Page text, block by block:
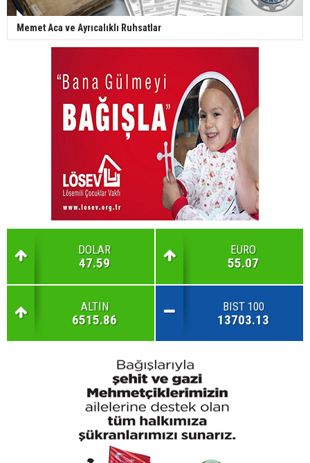
Memet Aca ve Ayrıcalıklı Ruhsatlar
DOLAR
47.59
EURO
55.07
ALTIN
6515.86
BIST 100
13703.13